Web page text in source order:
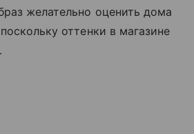
желательно оценить дома
оттенки в магазине